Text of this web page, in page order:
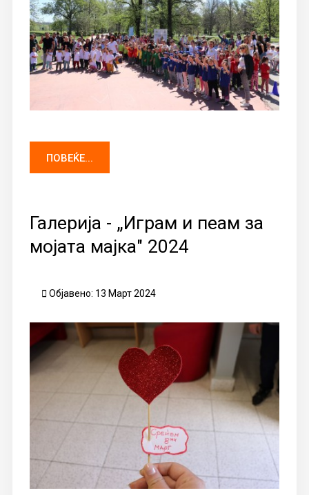
ПОВЕЌЕ...
Галерија - „Играм и пеам за
мојата мајка" 2024
Објавено: 13 Март 2024